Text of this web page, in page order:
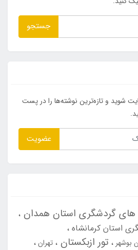
جستجو
شوید و تازه‌ترین نوشته‌ها را در پست
عضویت
های گردشگری استان همدان
استان کرمانشاه
بوشهر تور ازبکستان تهران